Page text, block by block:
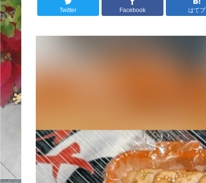
Twitter Facebook はてブ